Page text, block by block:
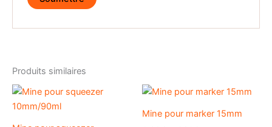
Produits similaires
Mine pour marker 15mm